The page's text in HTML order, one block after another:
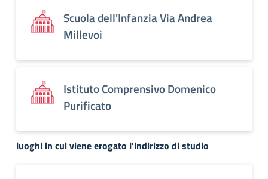
Scuola dell'Infanzia Via Andrea
Millevoi
Istituto Comprensivo Domenico
Purificato
luoghi in cui viene erogato l'indirizzo di studio